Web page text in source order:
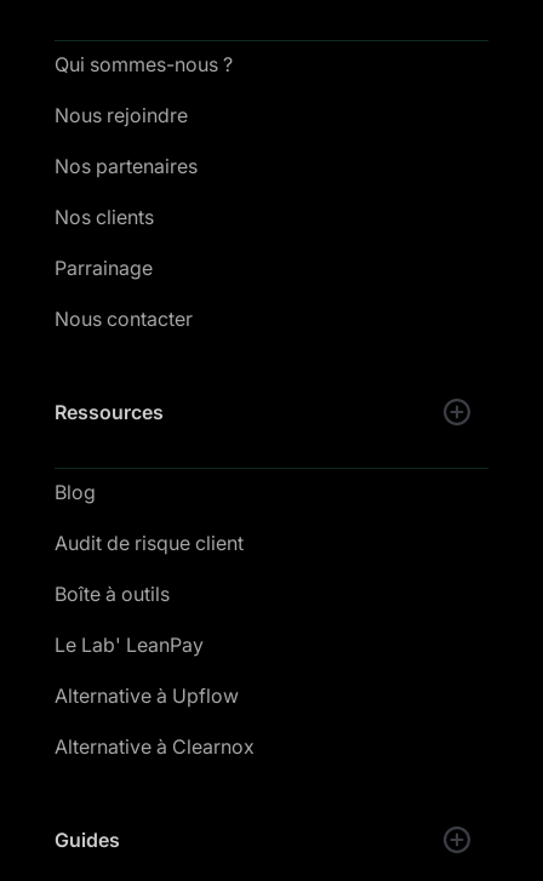
Qui sommes-nous ?
Nous rejoindre
Nos partenaires
Nos clients
Parrainage
Nous contacter
Ressources
Blog
Audit de risque client
Boîte à outils
Le Lab' LeanPay
Alternative à Upflow
Alternative à Clearnox
Guides